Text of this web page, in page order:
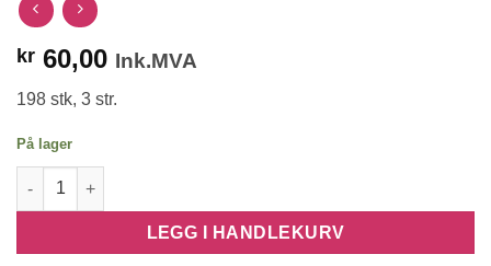
kr 60,00 Ink.MVA
198 stk, 3 str.
På lager
Decorations Enamel Dots Petrol antall
LEGG I HANDLEKURV